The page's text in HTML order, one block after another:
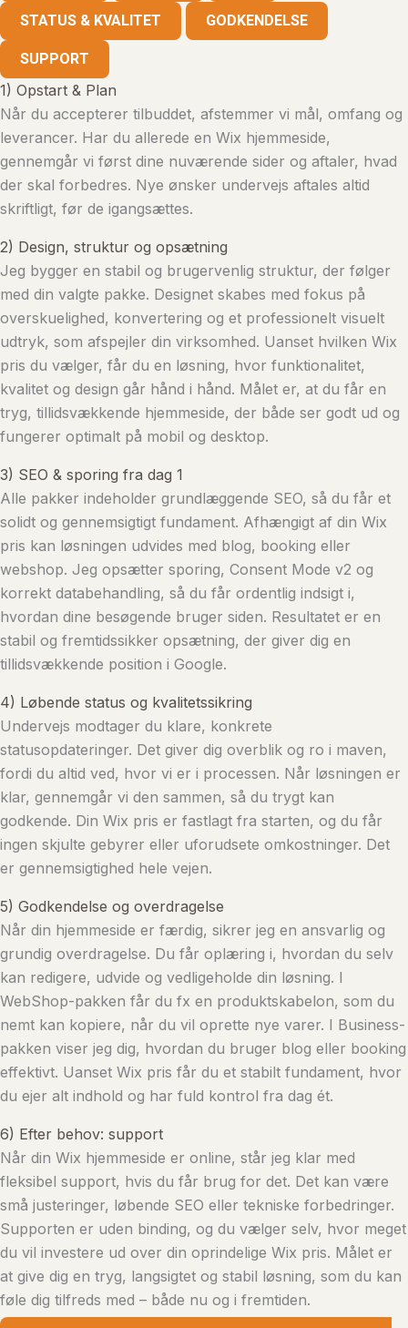
STATUS & KVALITET
GODKENDELSE
SUPPORT
1) Opstart & Plan
Når du accepterer tilbuddet, afstemmer vi mål, omfang og
leverancer. Har du allerede en Wix hjemmeside,
gennemgår vi først dine nuværende sider og aftaler, hvad
der skal forbedres. Nye ønsker undervejs aftales altid
skriftligt, før de igangsættes.
2) Design, struktur og opsætning
Jeg bygger en stabil og brugervenlig struktur, der følger
med din valgte pakke. Designet skabes med fokus på
overskuelighed, konvertering og et professionelt visuelt
udtryk, som afspejler din virksomhed. Uanset hvilken Wix
pris du vælger, får du en løsning, hvor funktionalitet,
kvalitet og design går hånd i hånd. Målet er, at du får en
tryg, tillidsvækkende hjemmeside, der både ser godt ud og
fungerer optimalt på mobil og desktop.
3) SEO & sporing fra dag 1
Alle pakker indeholder grundlæggende SEO, så du får et
solidt og gennemsigtigt fundament. Afhængigt af din Wix
pris kan løsningen udvides med blog, booking eller
webshop. Jeg opsætter sporing, Consent Mode v2 og
korrekt databehandling, så du får ordentlig indsigt i,
hvordan dine besøgende bruger siden. Resultatet er en
stabil og fremtidssikker opsætning, der giver dig en
tillidsvækkende position i Google.
4) Løbende status og kvalitetssikring
Undervejs modtager du klare, konkrete
statusopdateringer. Det giver dig overblik og ro i maven,
fordi du altid ved, hvor vi er i processen. Når løsningen er
klar, gennemgår vi den sammen, så du trygt kan
godkende. Din Wix pris er fastlagt fra starten, og du får
ingen skjulte gebyrer eller uforudsete omkostninger. Det
er gennemsigtighed hele vejen.
5) Godkendelse og overdragelse
Når din hjemmeside er færdig, sikrer jeg en ansvarlig og
grundig overdragelse. Du får oplæring i, hvordan du selv
kan redigere, udvide og vedligeholde din løsning. I
WebShop-pakken får du fx en produktskabelon, som du
nemt kan kopiere, når du vil oprette nye varer. I Business-
pakken viser jeg dig, hvordan du bruger blog eller booking
effektivt. Uanset Wix pris får du et stabilt fundament, hvor
du ejer alt indhold og har fuld kontrol fra dag ét.
6) Efter behov: support
Når din Wix hjemmeside er online, står jeg klar med
fleksibel support, hvis du får brug for det. Det kan være
små justeringer, løbende SEO eller tekniske forbedringer.
Supporten er uden binding, og du vælger selv, hvor meget
du vil investere ud over din oprindelige Wix pris. Målet er
at give dig en tryg, langsigtet og stabil løsning, som du kan
føle dig tilfreds med – både nu og i fremtiden.